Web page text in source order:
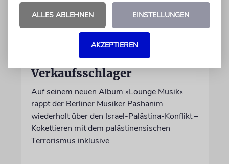
HIPHOP
Rapper Pashanim: »Free
Palestine« als
Verkaufsschlager
Auf seinem neuen Album »Lounge Musik«
rappt der Berliner Musiker Pashanim
wiederholt über den Israel-Palästina-Konflikt –
Kokettieren mit dem palästinensischen
Terrorismus inklusive
ALLES ABLEHNEN EINSTELLUNGEN
AKZEPTIEREN